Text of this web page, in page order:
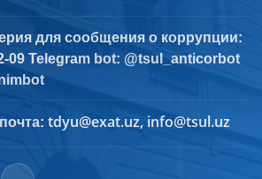
для сообщения о коррупции:
09 Telegram bot: @tsul_anticorbot
tdyu@exat.uz, info@tsul.uz